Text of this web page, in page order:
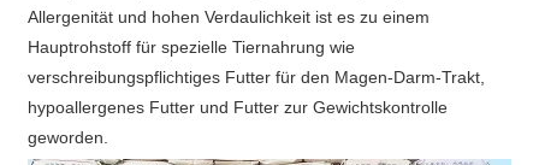
Allergenität und hohen Verdaulichkeit ist es zu einem
Hauptrohstoff für spezielle Tiernahrung wie
verschreibungspflichtiges Futter für den Magen-Darm-Trakt,
hypoallergenes Futter und Futter zur Gewichtskontrolle
geworden.